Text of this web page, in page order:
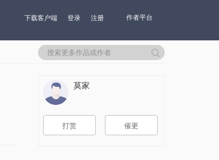
下载客户端 登录 注册 作者平台
莫家
打赏 催更